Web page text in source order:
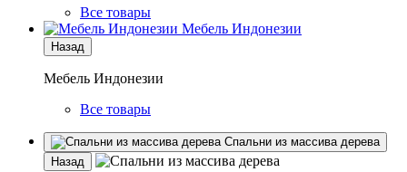
Все товары
Мебель Индонезии
Назад
Мебель Индонезии
Все товары
Спальни из массива дерева
Назад